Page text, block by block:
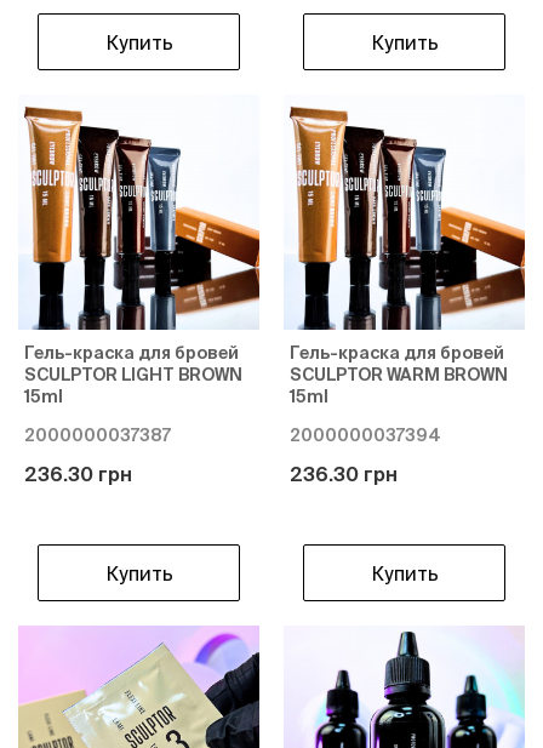
Купить Купить
Гель-краска для бровей
SCULPTOR LIGHT BROWN
15ml
2000000037387
236.30 грн
Купить
Гель-краска для бровей
SCULPTOR WARM BROWN
15ml
2000000037394
236.30 грн
Купить